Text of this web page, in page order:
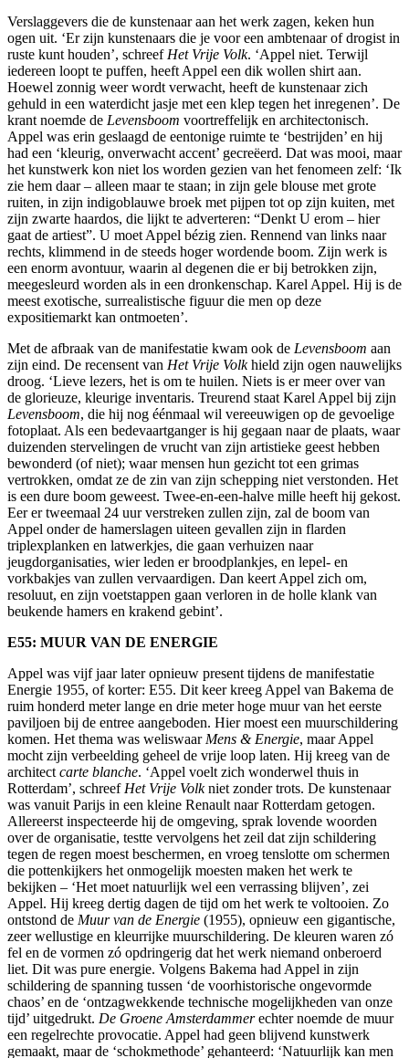
Verslaggevers die de kunstenaar aan het werk zagen, keken hun
ogen uit. ‘Er zijn kunstenaars die je voor een ambtenaar of drogist in
ruste kunt houden’, schreef Het Vrije Volk. ‘Appel niet. Terwijl
iedereen loopt te puffen, heeft Appel een dik wollen shirt aan.
Hoewel zonnig weer wordt verwacht, heeft de kunstenaar zich
gehuld in een waterdicht jasje met een klep tegen het inregenen’. De
krant noemde de Levensboom voortreffelijk en architectonisch.
Appel was erin geslaagd de eentonige ruimte te ‘bestrijden’ en hij
had een ‘kleurig, onverwacht accent’ gecreëerd. Dat was mooi, maar
het kunstwerk kon niet los worden gezien van het fenomeen zelf: ‘Ik
zie hem daar – alleen maar te staan; in zijn gele blouse met grote
ruiten, in zijn indigoblauwe broek met pijpen tot op zijn kuiten, met
zijn zwarte haardos, die lijkt te adverteren: “Denkt U erom – hier
gaat de artiest”. U moet Appel bézig zien. Rennend van links naar
rechts, klimmend in de steeds hoger wordende boom. Zijn werk is
een enorm avontuur, waarin al degenen die er bij betrokken zijn,
meegesleurd worden als in een dronkenschap. Karel Appel. Hij is de
meest exotische, surrealistische figuur die men op deze
expositiemarkt kan ontmoeten’.
Met de afbraak van de manifestatie kwam ook de Levensboom aan
zijn eind. De recensent van Het Vrije Volkhield zijn ogen nauwelijks
droog. ‘Lieve lezers, het is om te huilen. Niets is er meer over van
de glorieuze, kleurige inventaris. Treurend staat Karel Appel bij zijn
Levensboom, die hij nog éénmaal wil vereeuwigen op de gevoelige
fotoplaat. Als een bedevaartganger is hij gegaan naar de plaats, waar
duizenden stervelingen de vrucht van zijn artistieke geest hebben
bewonderd (of niet); waar mensen hun gezicht tot een grimas
vertrokken, omdat ze de zin van zijn schepping niet verstonden. Het
is een dure boom geweest. Twee-en-een-halve mille heeft hij gekost.
Eer er tweemaal 24 uur verstreken zullen zijn, zal de boom van
Appel onder de hamerslagen uiteen gevallen zijn in flarden
triplexplanken en latwerkjes, die gaan verhuizen naar
jeugdorganisaties, wier leden er broodplankjes, en lepel- en
vorkbakjes van zullen vervaardigen. Dan keert Appel zich om,
resoluut, en zijn voetstappen gaan verloren in de holle klank van
beukende hamers en krakend gebint’.
E55: MUUR VAN DE ENERGIE
Appel was vijf jaar later opnieuw present tijdens de manifestatie
Energie 1955, of korter: E55. Dit keer kreeg Appel van Bakema de
ruim honderd meter lange en drie meter hoge muur van het eerste
paviljoen bij de entree aangeboden. Hier moest een muurschildering
komen. Het thema was weliswaar Mens & Energie, maar Appel
mocht zijn verbeelding geheel de vrije loop laten. Hij kreeg van de
architect carte blanche. ‘Appel voelt zich wonderwel thuis in
Rotterdam’, schreef Het Vrije Volkniet zonder trots. De kunstenaar
was vanuit Parijs in een kleine Renault naar Rotterdam getogen.
Allereerst inspecteerde hij de omgeving, sprak lovende woorden
over de organisatie, testte vervolgens het zeil dat zijn schildering
tegen de regen moest beschermen, en vroeg tenslotte om schermen
die pottenkijkers het onmogelijk moesten maken het werk te
bekijken – ‘Het moet natuurlijk wel een verrassing blijven’, zei
Appel. Hij kreeg dertig dagen de tijd om het werk te voltooien. Zo
ontstond de Muur van de Energie (1955), opnieuw een gigantische,
zeer wellustige en kleurrijke muurschildering. De kleuren waren zó
fel en de vormen zó opdringerig dat het werk niemand onberoerd
liet. Dit was pure energie. Volgens Bakema had Appel in zijn
schildering de spanning tussen ‘de voorhistorische ongevormde
chaos’ en de ‘ontzagwekkende technische mogelijkheden van onze
tijd’ uitgedrukt. De Groene Amsterdammerechter noemde de muur
een regelrechte provocatie. Appel had geen blijvend kunstwerk
gemaakt, maar de ‘schokmethode’ gehanteerd: ‘Natuurlijk kan men